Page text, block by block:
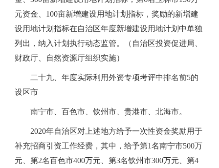
元资金、100亩新增建设用地计划指标，奖励的新增建
设用地计划指标在自治区年度新增建设用地计划中单独
列出，纳入计划执行动态监管。（自治区投资促进局、
财政厅、自然资源厅组织实施）
二十九、年度实际利用外资专项考评中排名前5的
设区市
南宁市、百色市、钦州市、贵港市、北海市。
2020年自治区对上述地方给予一次性资金奖励用于
补充招商引资工作经费，其中，给予第1名南宁市500万
元、第2名百色市400万元、第3名钦州市300万元、第4